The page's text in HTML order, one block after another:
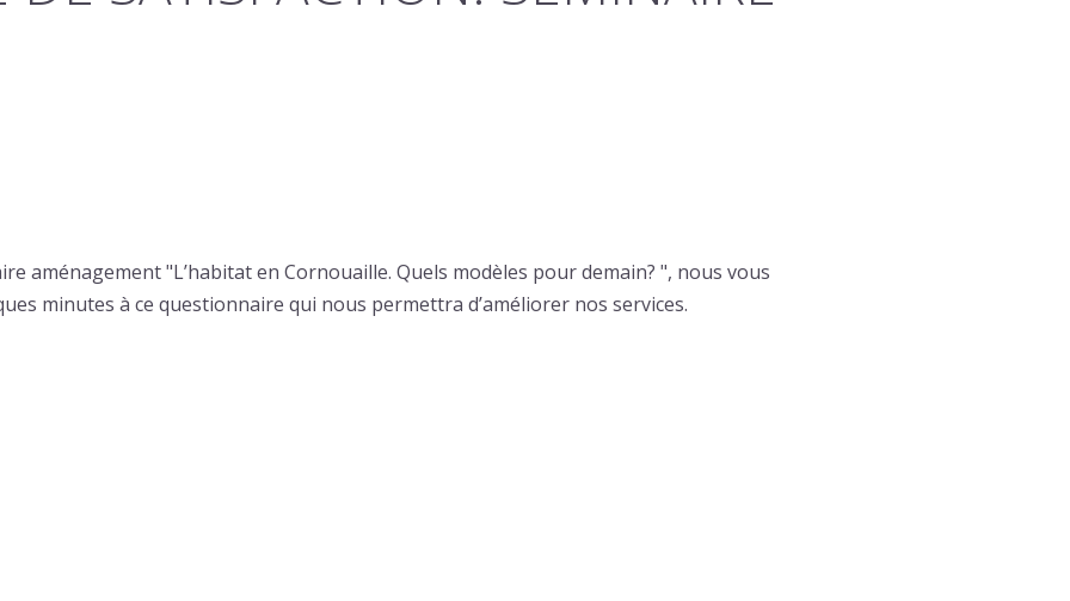
aménagement "L’habitat en Cornouaille. Quels modèles pour demain? ", nous vous
minutes à ce questionnaire qui nous permettra d’améliorer nos services.